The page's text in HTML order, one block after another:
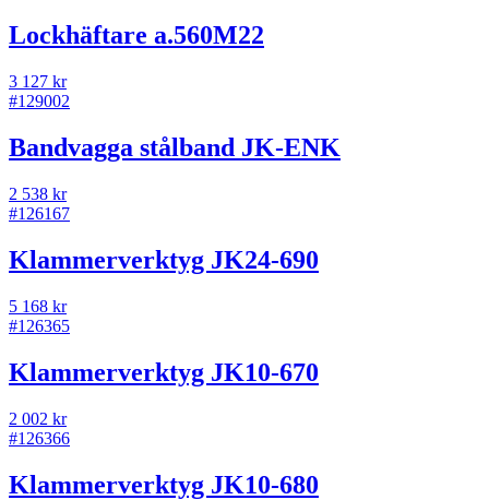
Lockhäftare a.560M22
3 127 kr
#129002
Bandvagga stålband JK-ENK
2 538 kr
#126167
Klammerverktyg JK24-690
5 168 kr
#126365
Klammerverktyg JK10-670
2 002 kr
#126366
Klammerverktyg JK10-680